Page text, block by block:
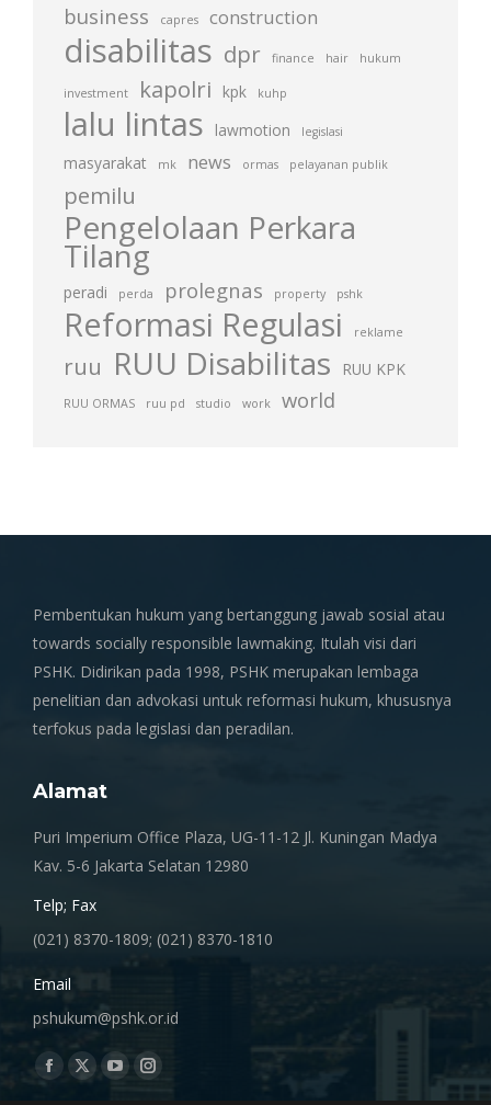
business capres construction
disabilitas dpr finance hair hukum
investment kapolri kpk kuhp
lalu lintas lawmotion legislasi
masyarakat mk news ormas pelayanan publik
pemilu
Pengelolaan Perkara
Tilang
peradi perda prolegnas property pshk
Reformasi Regulasi reklame
ruu RUU Disabilitas RUU KPK
RUU ORMAS ruu pd studio work world
Pembentukan hukum yang bertanggung jawab sosial atau
towards socially responsible lawmaking. Itulah visi dari
PSHK. Didirikan pada 1998, PSHK merupakan lembaga
penelitian dan advokasi untuk reformasi hukum, khususnya
terfokus pada legislasi dan peradilan.
Alamat
Puri Imperium Office Plaza, UG-11-12 Jl. Kuningan Madya
Kav. 5-6 Jakarta Selatan 12980
Telp; Fax
(021) 8370-1809; (021) 8370-1810
Email
pshukum@pshk.or.id
Find us on:
Facebook
X
YouTubeInstagram